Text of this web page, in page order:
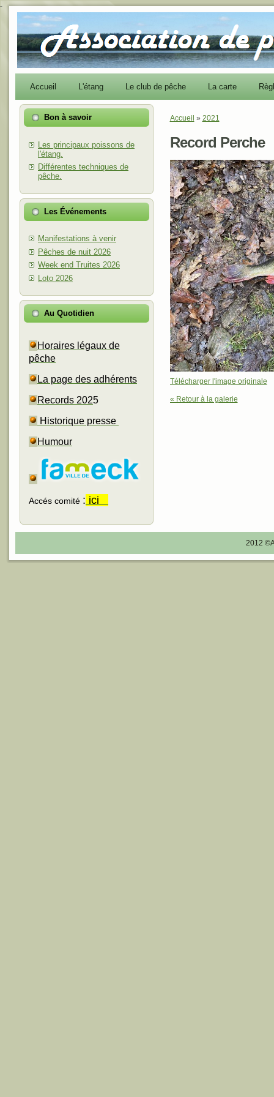
-
Accueil L'étang Le club de pêche La carte
Bon à savoir
Les principaux poissons de
l'étang.
Différentes techniques de
pêche.
Les Événements
Manifestations à venir
Pêches de nuit 2026
Week end Truites 2026
Loto 2026
Au Quotidien
Horaires légaux de
pêche
La page des adhérents
Records 2025
Historique presse
Humour
Accés comité : ici
Vous êtes ici
Accueil » 2021
Record Perche
Télécharger l'image originale
« Retour à la galerie
2012